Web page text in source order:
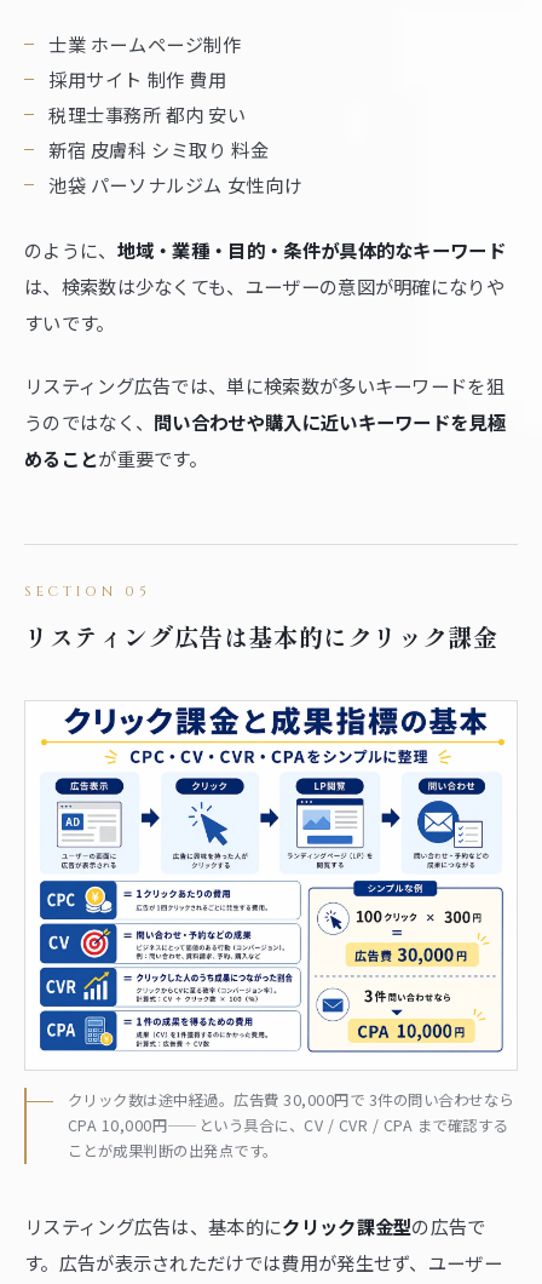
士業 ホームページ制作
採用サイト 制作 費用
税理士事務所 都内 安い
新宿 皮膚科 シミ取り 料金
池袋 パーソナルジム 女性向け
のように、 地域・業種・目的・条件が具体的なキーワード
は、検索数は少なくても、ユーザーの意図が明確になりや
すいです。
リスティング広告では、単に検索数が多いキーワードを狙
うのではなく、 問い合わせや購入に近いキーワードを見極
めることが重要です。
リスティング広告は基本的にクリック課金
クリック数は途中経過。広告費 30,000円で 3件の問い合わせなら
CPA 10,000円——という具合に、CV / CVR / CPA まで確認する
ことが成果判断の出発点です。
リスティング広告は、基本的にクリック課金型の広告で
す。広告が表示されただけでは費用が発生せず、ユーザー